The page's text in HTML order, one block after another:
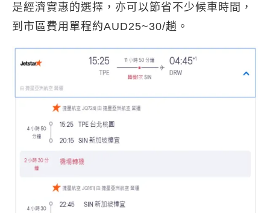
是經濟實惠的選擇，亦可以節省不少候車時間，
到市區費用單程約AUD25~30/趟。